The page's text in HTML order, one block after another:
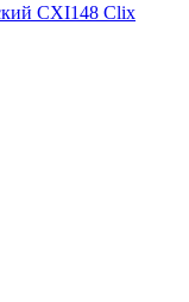
CXI148 Clix